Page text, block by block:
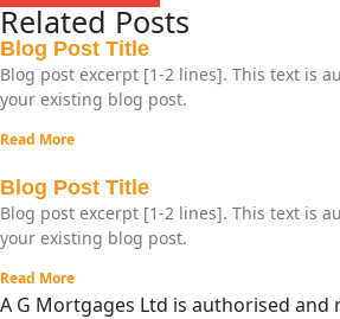
Related Posts
Blog Post Title
Blog post excerpt [1-2 lines]. This text is
your existing blog post.
Read More
Blog Post Title
Blog post excerpt [1-2 lines]. This text is
your existing blog post.
Read More
A G Mortgages Ltd is authorised and